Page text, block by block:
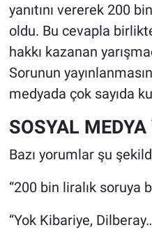
yanıtını vererek 200
oldu. Bu cevapla
hakkı kazanan
Sorunun
medyada çok sayıda
SOSYAL
Bazı yorumlar şu
“200 bin liralık soruya
“Yok Kibariye,